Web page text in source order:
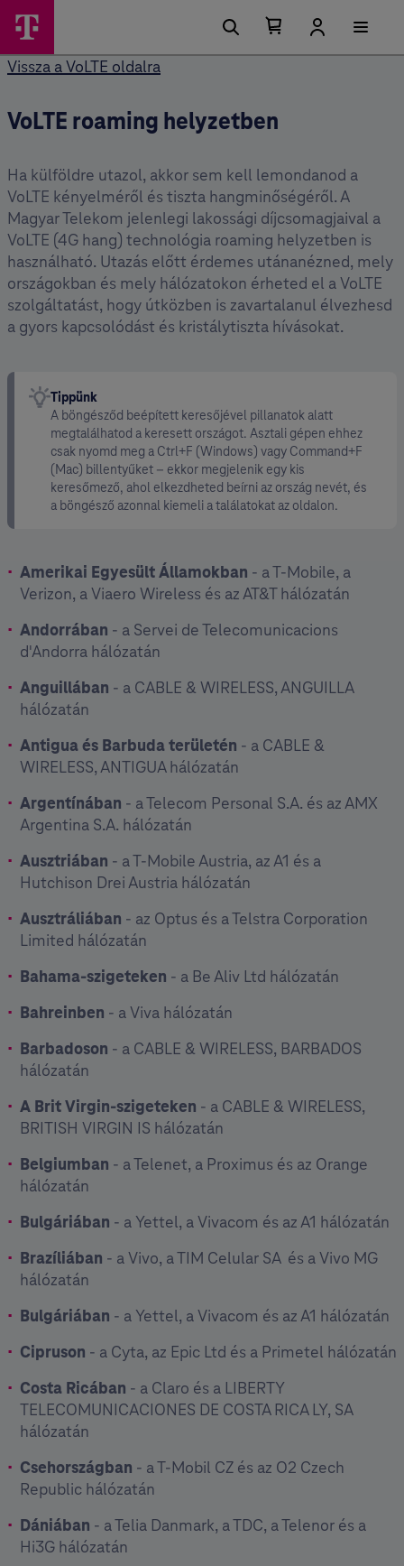
Vissza a VoLTE oldalra
VoLTE roaming helyzetben
Ha külföldre utazol, akkor sem kell lemondanod a
VoLTE kényelméről és tiszta hangminőségéről. A
Magyar Telekom jelenlegi lakossági díjcsomagjaival a
VoLTE (4G hang) technológia roaming helyzetben is
használható. Utazás előtt érdemes utánanézned, mely
országokban és mely hálózatokon érheted el a VoLTE
szolgáltatást, hogy útközben is zavartalanul élvezhesd
a gyors kapcsolódást és kristálytiszta hívásokat.
Tippünk
A böngésződ beépített keresőjével pillanatok alatt
megtalálhatod a keresett országot. Asztali gépen ehhez
csak nyomd meg a Ctrl+F (Windows) vagy Command+F
(Mac) billentyűket – ekkor megjelenik egy kis
keresőmező, ahol elkezdheted beírni az ország nevét, és
a böngésző azonnal kiemeli a találatokat az oldalon.
Amerikai Egyesült Államokban - a T-Mobile, a
Verizon, a Viaero Wireless és az AT&T hálózatán
Andorrában - a Servei de Telecomunicacions
d'Andorra hálózatán
Anguillában - a CABLE & WIRELESS, ANGUILLA
hálózatán
Antigua és Barbuda területén - a CABLE &
WIRELESS, ANTIGUA hálózatán
Argentínában - a Telecom Personal S.A. és az AMX
Argentina S.A. hálózatán
Ausztriában - a T-Mobile Austria, az A1 és a
Hutchison Drei Austria hálózatán
Ausztráliában - az Optus és a Telstra Corporation
Limited hálózatán
Bahama-szigeteken - a Be Aliv Ltd hálózatán
Bahreinben - a Viva hálózatán
Barbadoson - a CABLE & WIRELESS, BARBADOS
hálózatán
A Brit Virgin-szigeteken - a CABLE & WIRELESS,
BRITISH VIRGIN IS hálózatán
Belgiumban - a Telenet, a Proximus és az Orange
hálózatán
Bulgáriában - a Yettel, a Vivacom és az A1 hálózatán
Brazíliában - a Vivo, a TIM Celular SA ⁣ és a Vivo MG
hálózatán
Bulgáriában - a Yettel, a Vivacom és az A1 hálózatán
Cipruson - a Cyta, az Epic Ltd és a Primetel hálózatán
Costa Ricában - a Claro és a LIBERTY
TELECOMUNICACIONES DE COSTA RICA LY, SA
hálózatán
Csehországban - a T-Mobil CZ és az O2 Czech
Republic hálózatán
Dániában - a Telia Danmark, a TDC, a Telenor és a
Hi3G hálózatán